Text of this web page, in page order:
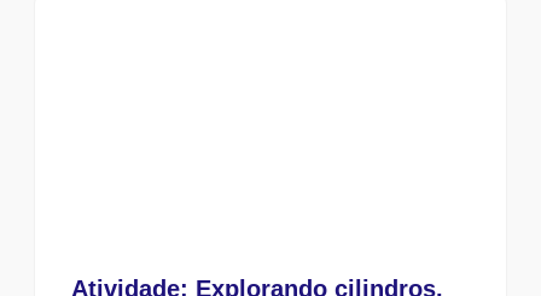
Atividade: Explorando cilindros.